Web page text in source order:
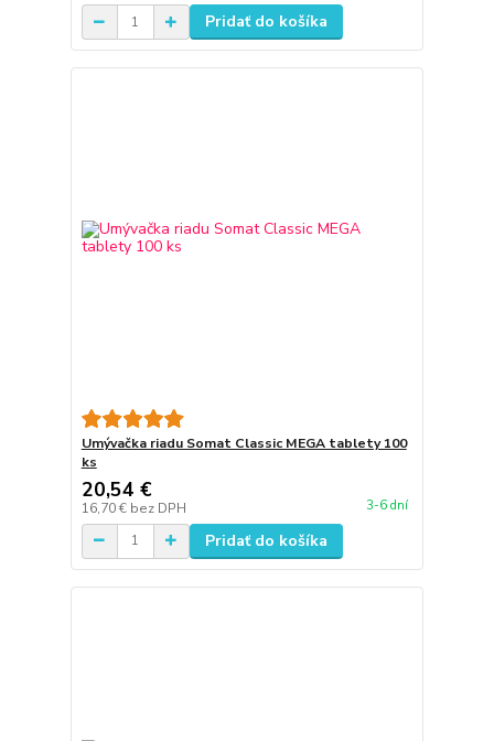
Pridať do košíka
Umývačka riadu Somat Classic MEGA tablety 100
ks
20,54 €
16,70 € bez DPH 3-6 dní
Pridať do košíka